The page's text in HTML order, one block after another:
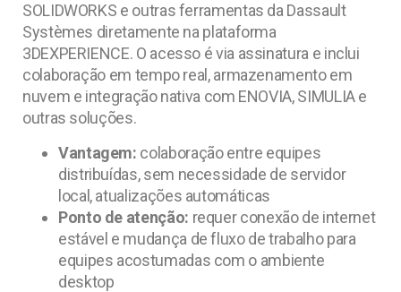
SOLIDWORKS e outras ferramentas da Dassault
Systèmes diretamente na plataforma
3DEXPERIENCE. O acesso é via assinatura e inclui
colaboração em tempo real, armazenamento em
nuvem e integração nativa com ENOVIA, SIMULIA e
outras soluções.
Vantagem: colaboração entre equipes
distribuídas, sem necessidade de servidor
local, atualizações automáticas
Ponto de atenção: requer conexão de internet
estável e mudança de fluxo de trabalho para
equipes acostumadas com o ambiente
desktop